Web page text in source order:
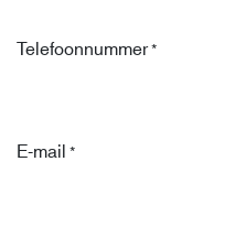
Telefoonnummer*
E-mail *